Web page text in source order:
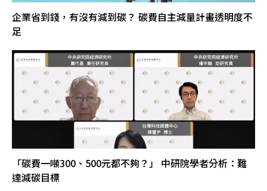
企業省到錢，有沒有減到碳？ 碳費自主減量計畫透明度不
足
「碳費一噸300、500元都不夠？」 中研院學者分析：難
達減碳目標